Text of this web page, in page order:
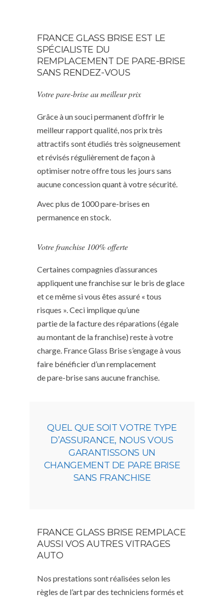
FRANCE GLASS BRISE EST LE
SPÉCIALISTE DU
REMPLACEMENT DE PARE-BRISE
SANS RENDEZ-VOUS
Votre pare-brise au meilleur prix
Grâce à un souci permanent d’offrir le
meilleur rapport qualité, nos prix très
attractifs sont étudiés très soigneusement
et révisés régulièrement de façon à
optimiser notre offre tous les jours sans
aucune concession quant à votre sécurité.
Avec plus de 1000 pare-brises en
permanence en stock.
Votre franchise 100% offerte
Certaines compagnies d’assurances
appliquent une franchise sur le bris de glace
et ce même si vous êtes assuré « tous
risques ». Ceci implique qu’une
partie de la facture des réparations (égale
au montant de la franchise) reste à votre
charge. France Glass Brise s’engage à vous
faire bénéficier d’un remplacement
de pare-brise sans aucune franchise.
QUEL QUE SOIT VOTRE TYPE
D’ASSURANCE, NOUS VOUS
GARANTISSONS UN
CHANGEMENT DE PARE BRISE
SANS FRANCHISE
FRANCE GLASS BRISE REMPLACE
AUSSI VOS AUTRES VITRAGES
AUTO
Nos prestations sont réalisées selon les
règles de l’art par des techniciens formés et